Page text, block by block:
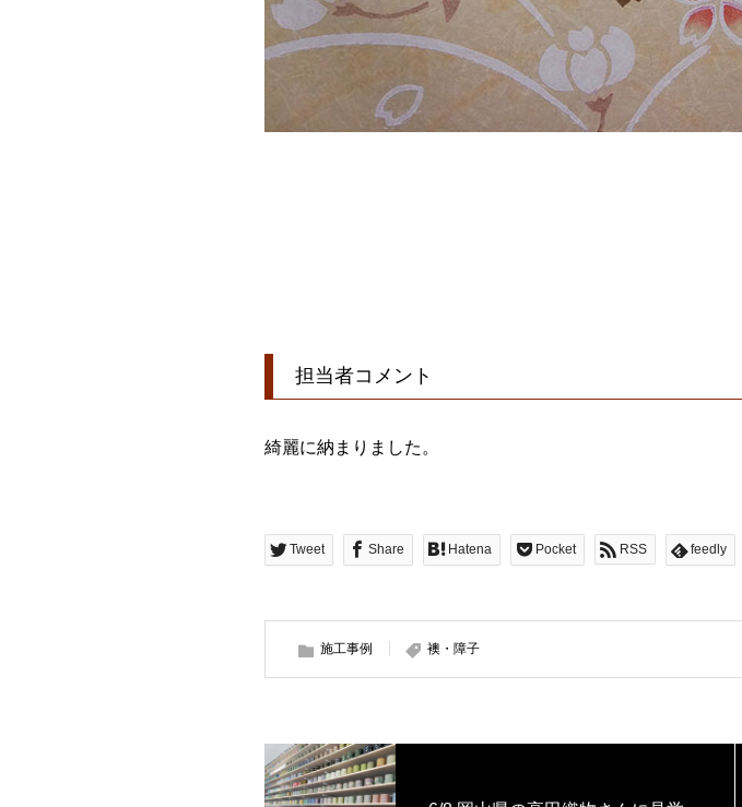
担当者コメント
綺麗に納まりました。
Tweet Share Hatena Pocket RSS feedly
施工事例 襖・障子